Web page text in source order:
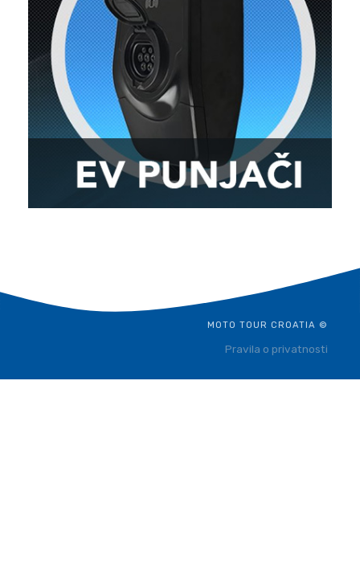
MOTO TOUR CROATIA ©
Pravila o privatnosti